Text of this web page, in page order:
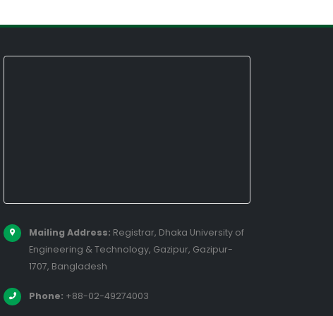
Mailing Address: Registrar, Dhaka University of
Engineering & Technology, Gazipur, Gazipur-
1707, Bangladesh
Phone: +88-02-49274003